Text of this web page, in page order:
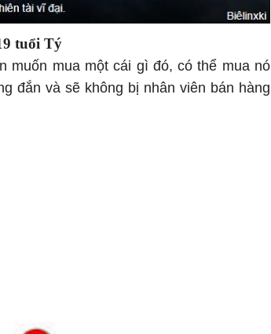
tuổi Tý
muốn mua một cái gì đó, có thể mua nó
đắn và sẽ không bị nhân viên bán hàng